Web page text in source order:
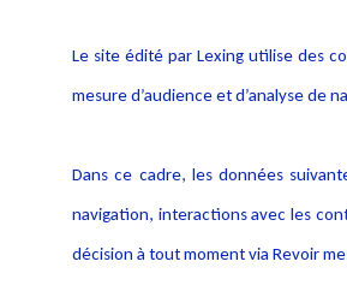
Le site édité par Lexing utilise des
mesure d’audience et d’analyse de
Dans ce cadre, les données
navigation, interactions avec les
décision à tout moment via Revoir